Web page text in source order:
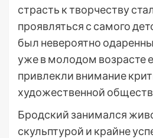
страсть к творчеству
проявляться с самого
был невероятно
уже в молодом возрасте
привлекли внимание
художественной
Бродский занимался
скульптурой и крайне